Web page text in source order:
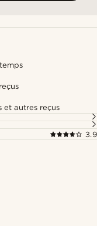
et autres reçus
3.9